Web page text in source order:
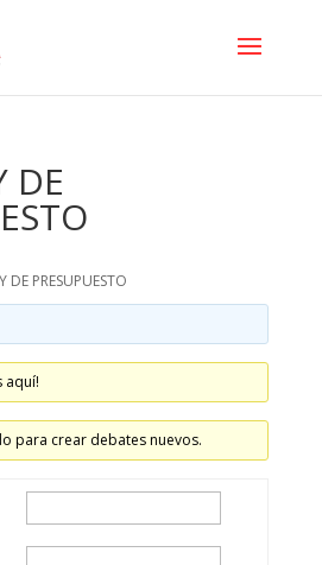
DE
DE PRESUPUESTO
aquí!
para crear debates nuevos.